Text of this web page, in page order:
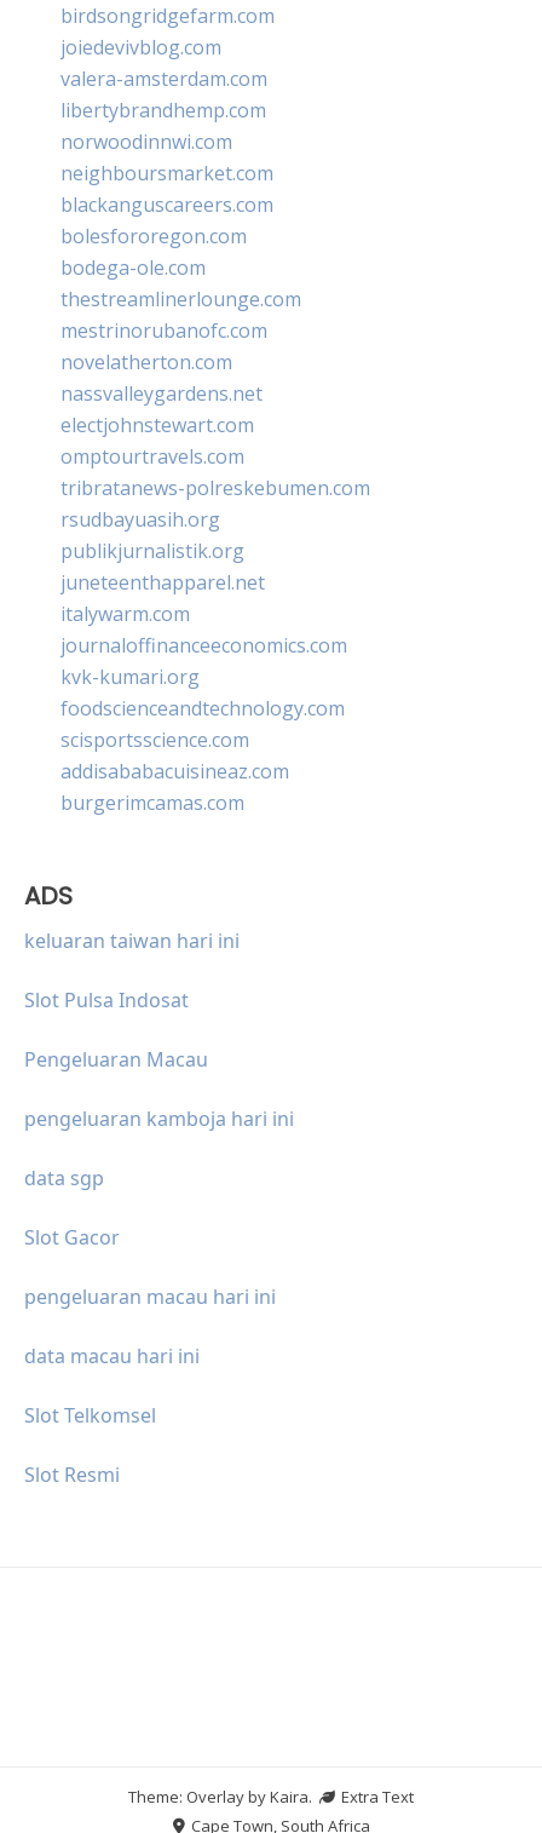
birdsongridgefarm.com
joiedevivblog.com
valera-amsterdam.com
libertybrandhemp.com
norwoodinnwi.com
neighboursmarket.com
blackanguscareers.com
bolesfororegon.com
bodega-ole.com
thestreamlinerlounge.com
mestrinorubanofc.com
novelatherton.com
nassvalleygardens.net
electjohnstewart.com
omptourtravels.com
tribratanews-polreskebumen.com
rsudbayuasih.org
publikjurnalistik.org
juneteenthapparel.net
italywarm.com
journaloffinanceeconomics.com
kvk-kumari.org
foodscienceandtechnology.com
scisportsscience.com
addisababacuisineaz.com
burgerimcamas.com
ADS
keluaran taiwan hari ini
Slot Pulsa Indosat
Pengeluaran Macau
pengeluaran kamboja hari ini
data sgp
Slot Gacor
pengeluaran macau hari ini
data macau hari ini
Slot Telkomsel
Slot Resmi
Theme: Overlay byKaira.
Extra Text
Cape Town, South Africa